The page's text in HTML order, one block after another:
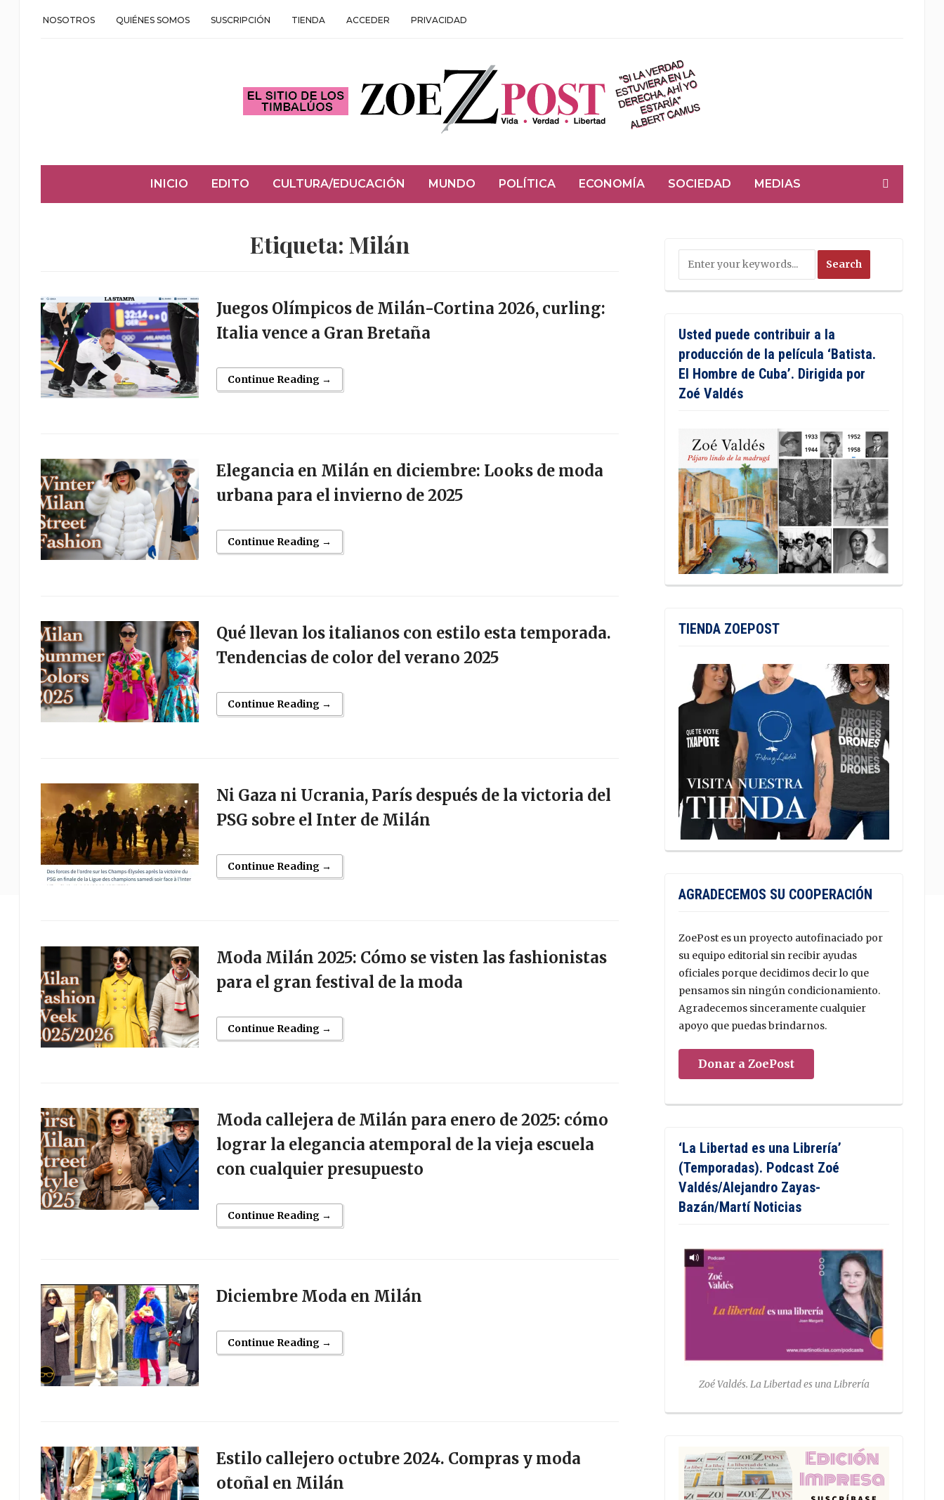
NOSOTROS QUIÉNES SOMOS SUSCRIPCIÓN TIENDA ACCEDER PRIVACIDAD
INICIO EDITO CULTURA/EDUCACIÓN MUNDO POLÍTICA ECONOMÍA SOCIEDAD MEDIAS
Etiqueta: Milán
Juegos Olímpicos de Milán-Cortina 2026, curling:
Italia vence a Gran Bretaña
Continue Reading →
Elegancia en Milán en diciembre: Looks de moda
urbana para el invierno de 2025
Continue Reading →
Qué llevan los italianos con estilo esta temporada.
Tendencias de color del verano 2025
Continue Reading →
Ni Gaza ni Ucrania, París después de la victoria del
PSG sobre el Inter de Milán
Continue Reading →
Moda Milán 2025: Cómo se visten las fashionistas
para el gran festival de la moda
Continue Reading →
Moda callejera de Milán para enero de 2025: cómo
lograr la elegancia atemporal de la vieja escuela
con cualquier presupuesto
Continue Reading →
Diciembre Moda en Milán
Continue Reading →
Estilo callejero octubre 2024. Compras y moda
otoñal en Milán
Usted puede contribuir a la
producción de la película ‘Batista.
El Hombre de Cuba’. Dirigida por
Zoé Valdés
TIENDA ZOEPOST
AGRADECEMOS SU COOPERACIÓN
ZoePost es un proyecto autofinaciado por
su equipo editorial sin recibir ayudas
oficiales porque decidimos decir lo que
pensamos sin ningún condicionamiento.
Agradecemos sinceramente cualquier
apoyo que puedas brindarnos.
Donar a ZoePost
‘La Libertad es una Librería’
(Temporadas). Podcast Zoé
Valdés/Alejandro Zayas-
Bazán/Martí Noticias
Zoé Valdés. La Libertad es una Librería